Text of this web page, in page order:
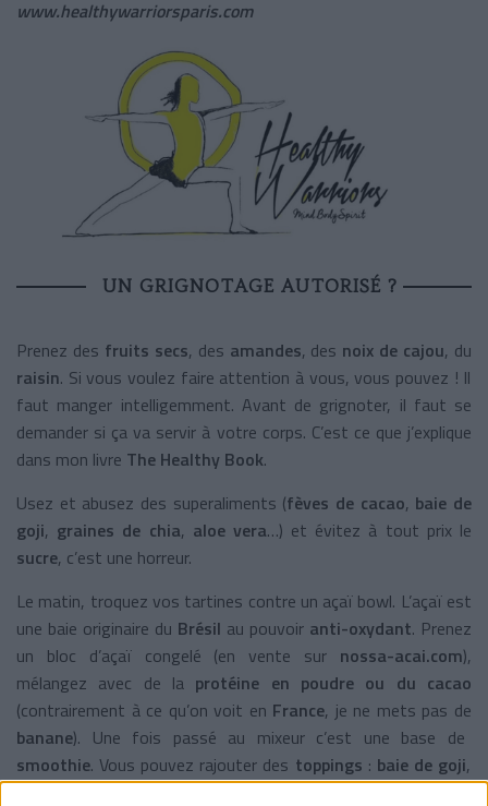
www.healthywarriorsparis.com
UN GRIGNOTAGE AUTORISÉ ?
Prenez des fruits secs, des amandes, des noix de cajou, du
raisin. Si vous voulez faire attention à vous, vous pouvez ! Il
faut manger intelligemment. Avant de grignoter, il faut se
demander si ça va servir à votre corps. C’est ce que j’explique
dans mon livre The Healthy Book.
Usez et abusez des superaliments (fèves de cacao, baie de
goji, graines de chia, aloe vera…) et évitez à tout prix le
sucre, c’est une horreur.
Le matin, troquez vos tartines contre un açaï bowl. L’açaï est
une baie originaire du Brésil au pouvoir anti-oxydant. Prenez
un bloc d’açaï congelé (en vente sur nossa-acai.com),
mélangez avec de la protéine en poudre ou du cacao
(contrairement à ce qu’on voit en France, je ne mets pas de
banane). Une fois passé au mixeur c’est une base de
smoothie. Vous pouvez rajouter des toppings : baie de goji,
graines de cacao. C’est un petit-déj hyper complet.